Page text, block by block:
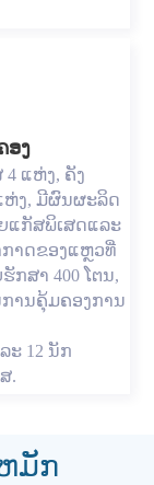
ອງ
ແຫ່ງ, ຄັງ
ຫ່ງ, ມີຜົນຜະລິດ
ແກັສພິເສດແລະ
ກາດຂອງແຫຼວທີ່
ສາ 400 ໂຕນ,
ານຄຸ້ມຄອງການ
ະ 12 ນັກ
.
ມັກ